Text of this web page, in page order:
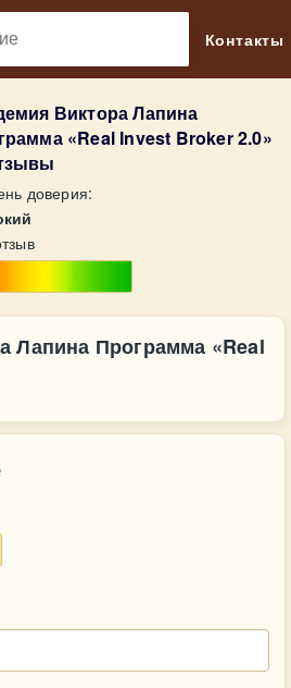
Контакты
Виктора Лапина
«Real Invest Broker 2.0»
доверия:
Лапина Программа «Real